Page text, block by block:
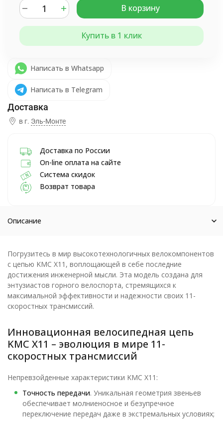
В корзину
Купить в 1 клик
Написать в Whatsapp
Написать в Telegram
в г. Эль-Монте
Доставка по России
On-line оплата на сайте
Система скидок
Возврат товара
Описание
Погрузитесь в мир высокотехнологичных велокомпонентов
с цепью KMC X11, воплощающей в себе последние
достижения инженерной мысли. Эта модель создана для
энтузиастов горного велоспорта, стремящихся к
максимальной эффективности и надежности своих 11-
скоростных трансмиссий.
Инновационная велосипедная цепь
KMC X11 – эволюция в мире 11-
скоростных трансмиссий
Непревзойденные характеристики KMC X11:
Точность передачи. Уникальная геометрия звеньев
обеспечивает молниеносное и безупречное
переключение передач даже в экстремальных условиях;